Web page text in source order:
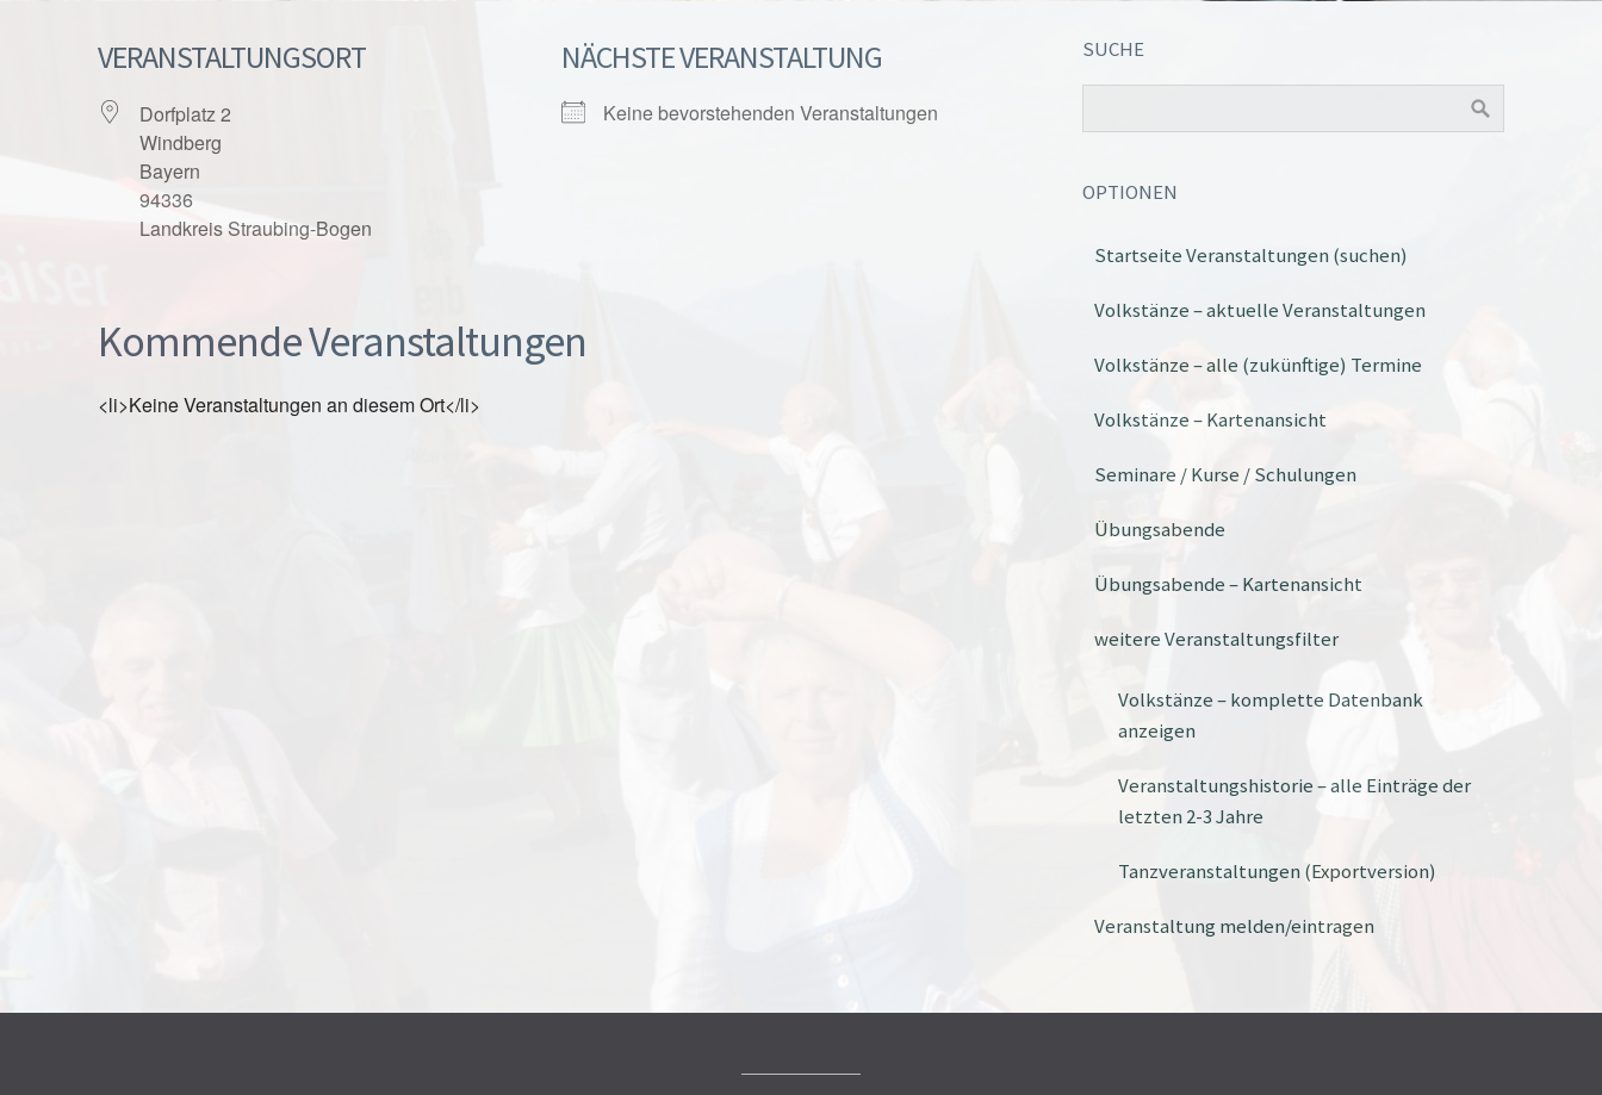
VERANSTALTUNGSORT
Dorfplatz 2
Windberg
Bayern
94336
Landkreis Straubing-Bogen
NÄCHSTE VERANSTALTUNG
Keine bevorstehenden Veranstaltungen
Kommende Veranstaltungen
<li>Keine Veranstaltungen an diesem Ort</li>
SUCHE
OPTIONEN
Startseite Veranstaltungen (suchen)
Volkstänze – aktuelle Veranstaltungen
Volkstänze – alle (zukünftige) Termine
Volkstänze – Kartenansicht
Seminare / Kurse / Schulungen
Übungsabende
Übungsabende – Kartenansicht
weitere Veranstaltungsfilter
Volkstänze – komplette Datenbank
anzeigen
Veranstaltungshistorie – alle Einträge der
letzten 2-3 Jahre
Tanzveranstaltungen (Exportversion)
Veranstaltung melden/eintragen